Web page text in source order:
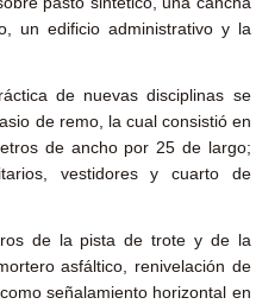
un edificio administrativo y la
de nuevas disciplinas se
de remo, la cual consistió en
de ancho por 25 de largo;
vestidores y cuarto de
de la pista de trote y de la
asfáltico, renivelación de
señalamiento horizontal en